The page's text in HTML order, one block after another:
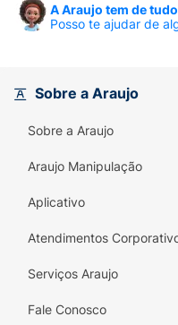
A Araujo tem de
Posso te ajudar de
Sobre a Araujo
Sobre a Araujo
Araujo Manipulação
Aplicativo
Atendimentos
Serviços Araujo
Fale Conosco